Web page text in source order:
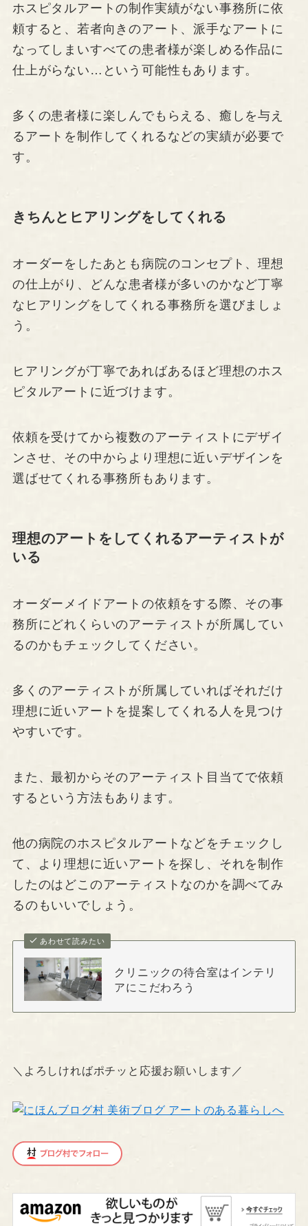
ホスピタルアートの制作実績がない事務所に依
頼すると、若者向きのアート、派手なアートに
なってしまいすべての患者様が楽しめる作品に
仕上がらない…という可能性もあります。
多くの患者様に楽しんでもらえる、癒しを与え
るアートを制作してくれるなどの実績が必要で
す。
きちんとヒアリングをしてくれる
オーダーをしたあとも病院のコンセプト、理想
の仕上がり、どんな患者様が多いのかなど丁寧
なヒアリングをしてくれる事務所を選びましょ
う。
ヒアリングが丁寧であればあるほど理想のホス
ピタルアートに近づけます。
依頼を受けてから複数のアーティストにデザイ
ンさせ、その中からより理想に近いデザインを
選ばせてくれる事務所もあります。
理想のアートをしてくれるアーティストが
いる
オーダーメイドアートの依頼をする際、その事
務所にどれくらいのアーティストが所属してい
るのかもチェックしてください。
多くのアーティストが所属していればそれだけ
理想に近いアートを提案してくれる人を見つけ
やすいです。
また、最初からそのアーティスト目当てで依頼
するという方法もあります。
他の病院のホスピタルアートなどをチェックし
て、より理想に近いアートを探し、それを制作
したのはどこのアーティストなのかを調べてみ
るのもいいでしょう。
あわせて読みたい
クリニックの待合室はインテリ
アにこだわろう
＼よろしければポチッと応援お願いします／